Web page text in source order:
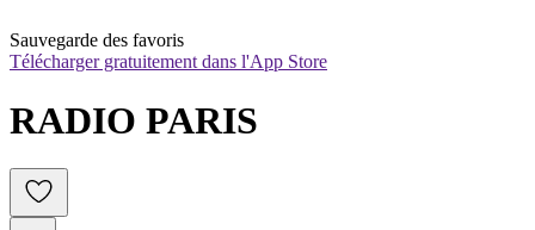
Sauvegarde des favoris
Télécharger gratuitement dans l'App Store
RADIO PARIS